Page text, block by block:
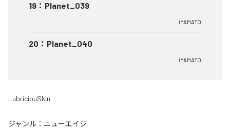
19 ： Planet_039
iYAMATO
20 ： Planet_040
iYAMATO
LubriciouSkin
ジャンル： ニューエイジ